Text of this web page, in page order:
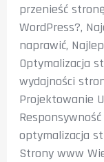
przenieść
WordPress?,
naprawić,
Optymalizacja
wydajności
Projektowanie
optymalizacja
Strony www